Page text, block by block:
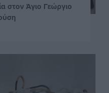
στον Άγιο Γεώργιο